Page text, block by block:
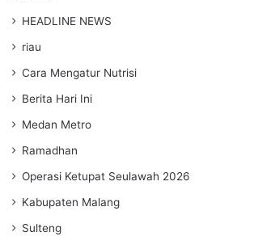
HEADLINE NEWS
riau
Cara Mengatur Nutrisi
Berita Hari Ini
Medan Metro
Ramadhan
Operasi Ketupat Seulawah 2026
Kabupaten Malang
Sulteng